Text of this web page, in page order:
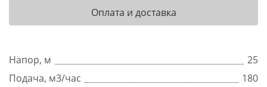
Оплата и доставка
Напор, м
25
Подача, м3/час
180